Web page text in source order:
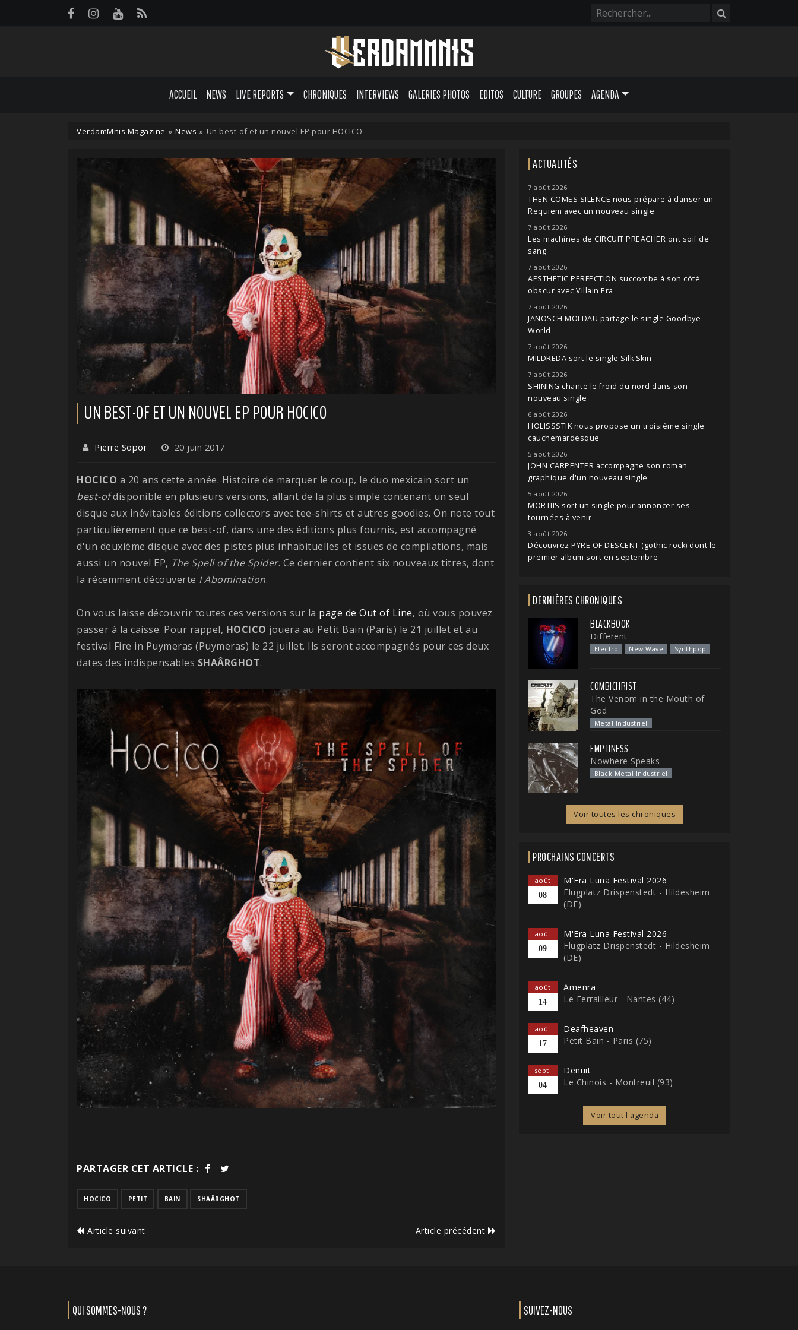
ACCUEIL NEWS LIVE REPORTS CHRONIQUES INTERVIEWS GALERIES PHOTOS EDITOS CULTURE GROUPES AGENDA
VerdamMnis Magazine » News » Un best-of et un nouvel EP pour HOCICO
UN BEST-OF ET UN NOUVEL EP POUR HOCICO
Pierre Sopor 20 juin 2017
HOCICO a 20 ans cette année. Histoire de marquer le coup, le duo mexicain sort un
best-ofdisponible en plusieurs versions, allant de la plus simple contenant un seul
disque aux inévitables éditions collectors avec tee-shirts et autres goodies. On note tout
particulièrement que ce best-of, dans une des éditions plus fournis, est accompagné
d'un deuxième disque avec des pistes plus inhabituelles et issues de compilations, mais
aussi un nouvel EP, The Spell of the Spider. Ce dernier contient six nouveaux titres, dont
la récemment découverte I Abomination.
On vous laisse découvrir toutes ces versions sur la page de Out of Line, où vous pouvez
passer à la caisse. Pour rappel, HOCICO jouera au Petit Bain (Paris) le 21 juillet et au
festival Fire in Puymeras (Puymeras) le 22 juillet. Ils seront accompagnés pour ces deux
dates des indispensables SHAÂRGHOT.
PARTAGER CET ARTICLE :
HOCICO PETIT BAIN SHAÂRGHOT
Article suivant Article précédent
ACTUALITÉS
7 août 2026
THEN COMES SILENCE nous prépare à danser un
Requiem avec un nouveau single
7 août 2026
Les machines de CIRCUIT PREACHER ont soif de
sang
7 août 2026
AESTHETIC PERFECTION succombe à son côté
obscur avec Villain Era
7 août 2026
JANOSCH MOLDAU partage le single Goodbye
World
7 août 2026
MILDREDA sort le single Silk Skin
7 août 2026
SHINING chante le froid du nord dans son
nouveau single
6 août 2026
HOLISSSTIK nous propose un troisième single
cauchemardesque
5 août 2026
JOHN CARPENTER accompagne son roman
graphique d'un nouveau single
5 août 2026
MORTIIS sort un single pour annoncer ses
tournées à venir
3 août 2026
Découvrez PYRE OF DESCENT (gothic rock) dont le
premier album sort en septembre
DERNIÈRES CHRONIQUES
BLACKBOOK
Different
Electro New Wave Synthpop
COMBICHRIST
The Venom in the Mouth of
God
Metal Industriel
EMPTINESS
Nowhere Speaks
Black Metal Industriel
Voir toutes les chroniques
PROCHAINS CONCERTS
août
08
M'Era Luna Festival 2026
Flugplatz Drispenstedt - Hildesheim
(DE)
août
09
M'Era Luna Festival 2026
Flugplatz Drispenstedt - Hildesheim
(DE)
août
14
Amenra
Le Ferrailleur - Nantes (44)
août
17
Deafheaven
Petit Bain - Paris (75)
sept.
04
Denuit
Le Chinois - Montreuil (93)
Voir tout l'agenda
QUI SOMMES-NOUS ? SUIVEZ-NOUS
Panneau de gestion des cookies